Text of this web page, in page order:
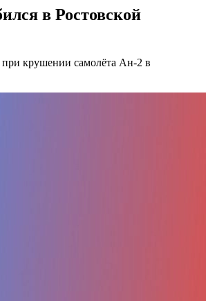
в Ростовской
крушении самолёта Ан-2 в